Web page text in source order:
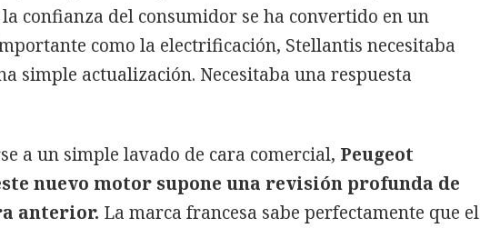
confianza del consumidor se ha convertido en un
como la electrificación, Stellantis necesitaba
simple actualización. Necesitaba una respuesta
a un simple lavado de cara comercial, Peugeot
nuevo motor supone una revisión profunda de
anterior. La marca francesa sabe perfectamente que el